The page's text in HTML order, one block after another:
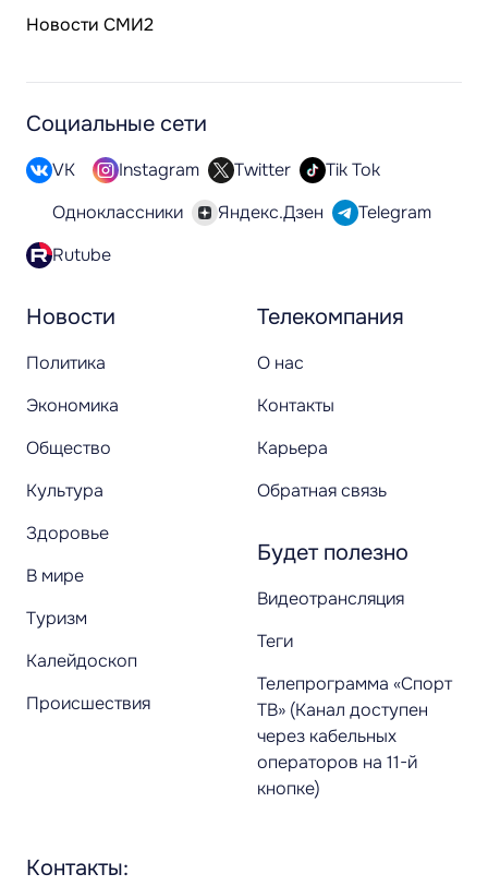
Новости СМИ2
Новости
Политика
Экономика
Общество
Культура
Здоровье
В мире
Туризм
Калейдоскоп
Происшествия
Телекомпания
О нас
Контакты
Карьера
Обратная связь
Будет полезно
Видеотрансляция
Теги
Телепрограмма «Спорт
ТВ» (Канал доступен
через кабельных
операторов на 11-й
кнопке)
Социальные сети
VK Instagram Twitter
Tik Tok
Одноклассники
Яндекс.Дзен
Telegram
Rutube
Контакты: